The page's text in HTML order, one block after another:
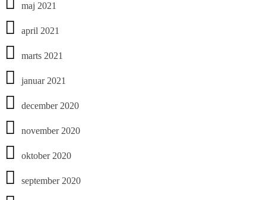
maj 2021
april 2021
marts 2021
januar 2021
december 2020
november 2020
oktober 2020
september 2020